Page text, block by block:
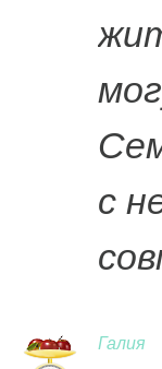
с
Галия